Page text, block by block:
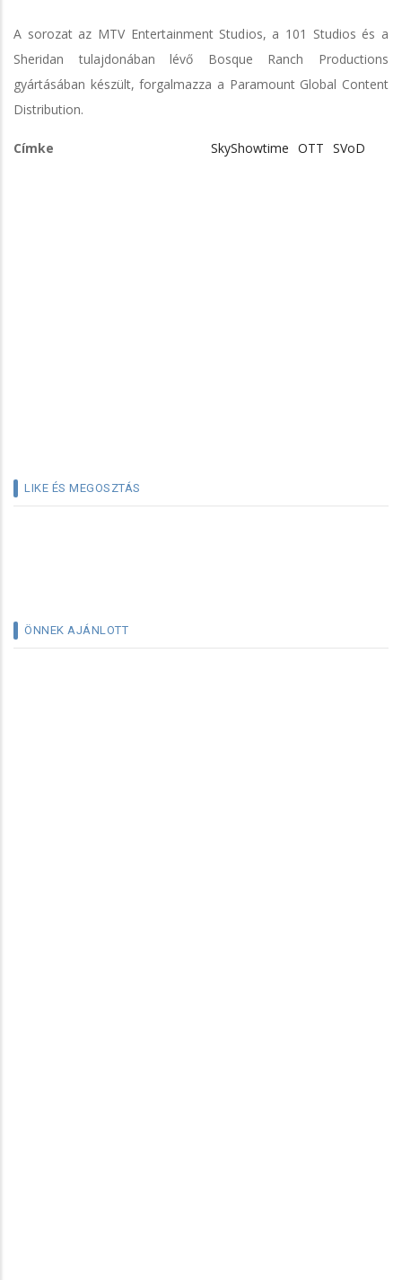
A sorozat az MTV Entertainment Studios, a 101 Studios és a
Sheridan tulajdonában lévő Bosque Ranch Productions
gyártásában készült, forgalmazza a Paramount Global Content
Distribution.
Címke SkyShowtime OTT SVoD
LIKE ÉS MEGOSZTÁS
ÖNNEK AJÁNLOTT